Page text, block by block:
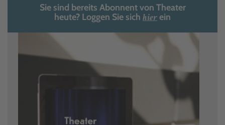
Sie sind bereits Abonnent von Theater
heute? Loggen Sie sich hierein